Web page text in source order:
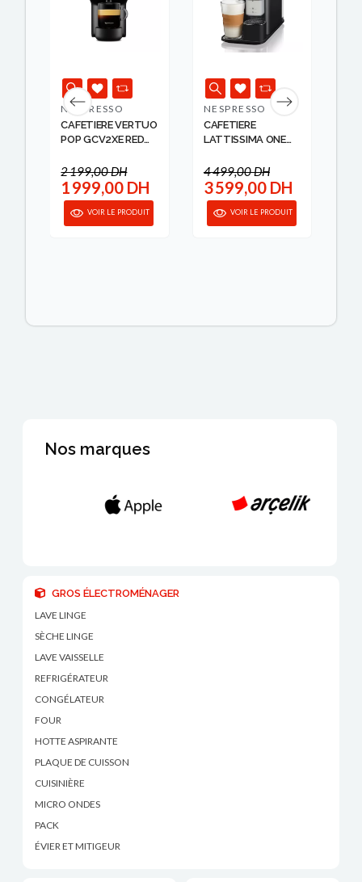
NESPRESSO
CAFETIERE VERTUO
POP GCV2XE RED
2 199,00 DH
1 999,00 DH
VOIR LE PRODUIT
NESPRESSO
CAFETIERE
LATTISSIMA ONE
4 499,00 DH
3 599,00 DH
VOIR LE PRODUIT
Nos marques
GROS ÉLECTROMÉNAGER
LAVE LINGE
SÈCHE LINGE
LAVE VAISSELLE
REFRIGÉRATEUR
CONGÉLATEUR
FOUR
HOTTE ASPIRANTE
PLAQUE DE CUISSON
CUISINIÈRE
MICRO ONDES
PACK
ÉVIER ET MITIGEUR